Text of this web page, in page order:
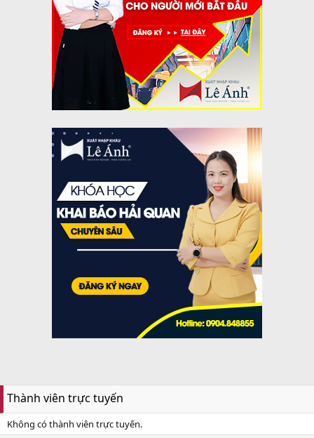
Thành viên trực tuyến
Không có thành viên trực tuyến.